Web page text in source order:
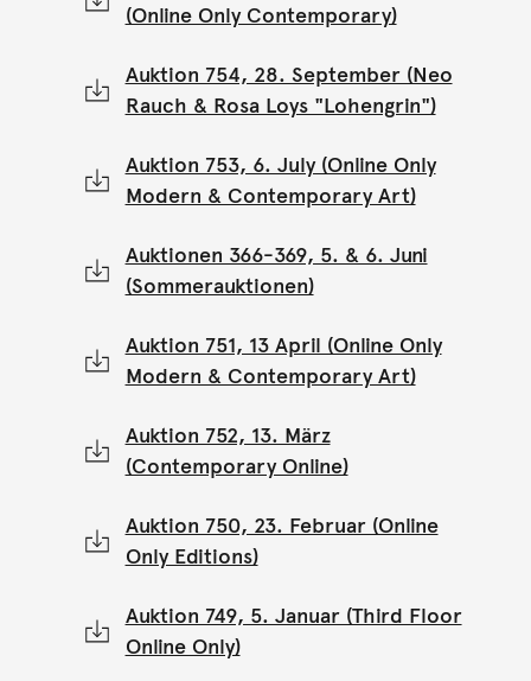
(Online Only Contemporary)
Auktion 754, 28. September (Neo
Rauch & Rosa Loys "Lohengrin")
Auktion 753, 6. July (Online Only
Modern & Contemporary Art)
Auktionen 366-369, 5. & 6. Juni
(Sommerauktionen)
Auktion 751, 13 April (Online Only
Modern & Contemporary Art)
Auktion 752, 13. März
(Contemporary Online)
Auktion 750, 23. Februar (Online
Only Editions)
Auktion 749, 5. Januar (Third Floor
Online Only)